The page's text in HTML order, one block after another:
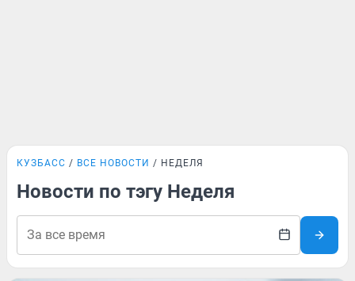
КУЗБАСС ВСЕ НОВОСТИ НЕДЕЛЯ
Новости по тэгу Неделя